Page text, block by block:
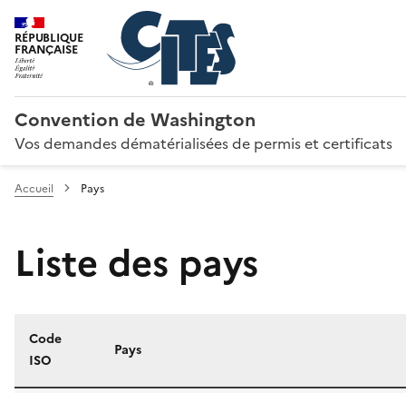
RÉPUBLIQUE
FRANÇAISE
Convention de Washington
Vos demandes dématérialisées de permis et certificats
Accueil Pays
Liste des pays
Code
ISO
Pays